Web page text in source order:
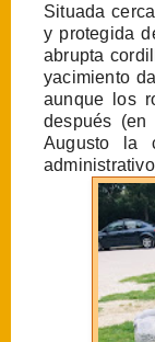
Situada
y protegida
abrupta
yacimiento
aunque los
después
Augusto la